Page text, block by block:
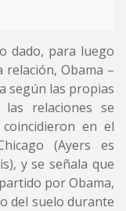
dado, para luego
relación, Obama –
según las propias
relaciones se
en el
(Ayers es
y se señala que
por Obama,
del suelo durante